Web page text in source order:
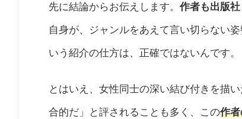
先に結論からお伝えします。 作者も出版
自身が、ジャンルをあえて言い切らない
いう紹介の仕方は、正確ではないんです。
とはいえ、女性同士の深い結び付きを描
合的だ」と評されることも多く、この作